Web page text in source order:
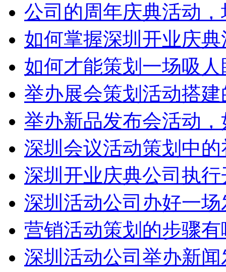
公司的周年庆典活动
如何掌握深圳开业庆
如何才能策划一场吸
举办展会策划活动搭
举办新品发布会活动
深圳会议活动策划中
深圳开业庆典公司执
深圳活动公司办好一
营销活动策划的步骤
深圳活动公司举办新